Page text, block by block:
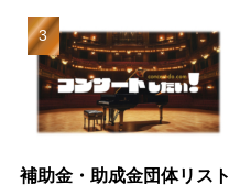
補助金・助成金団体リスト